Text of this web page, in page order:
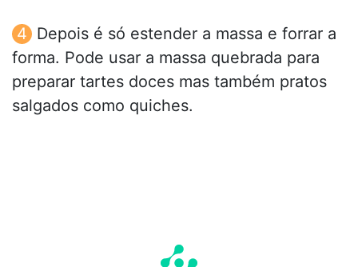
Depois é só estender a massa e forrar a
forma. Pode usar a massa quebrada para
preparar tartes doces mas também pratos
salgados como quiches.